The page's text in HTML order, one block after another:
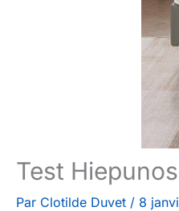
Test
Par Clotilde Duvet / 8